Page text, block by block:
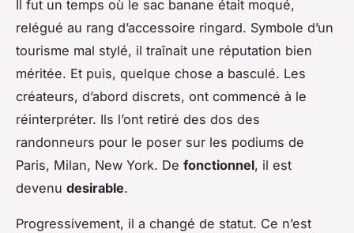
Il fut un temps où le sac banane était moqué,
relégué au rang d’accessoire ringard. Symbole d’un
tourisme mal stylé, il traînait une réputation bien
méritée. Et puis, quelque chose a basculé. Les
créateurs, d’abord discrets, ont commencé à le
réinterpréter. Ils l’ont retiré des dos des
randonneurs pour le poser sur les podiums de
Paris, Milan, New York. De fonctionnel, il est
devenu desirable.
Progressivement, il a changé de statut. Ce n’est